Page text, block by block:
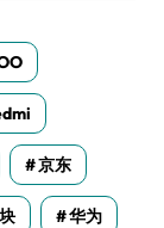
京东
华为